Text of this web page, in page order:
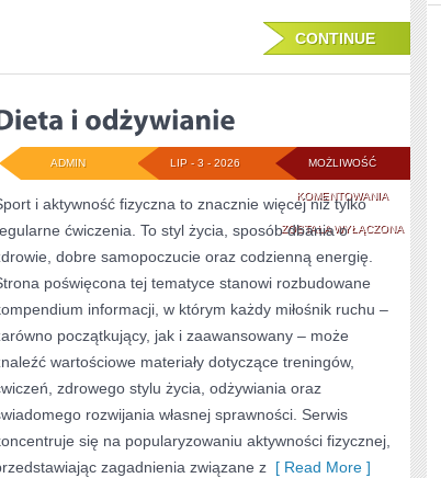
CONTINUE
MOŻLIWOŚĆ
KOMENTOWANIADIETA
I
ZOSTAŁA WYŁĄCZONA
LIP - 3 - 2026
ADMIN
i aktywność fizyczna to znacznie więcej niż tylko
ćwiczenia. To styl życia, sposób dbania o
dobre samopoczucie oraz codzienną energię.
poświęcona tej tematyce stanowi rozbudowane
informacji, w którym każdy miłośnik ruchu –
początkujący, jak i zaawansowany – może
wartościowe materiały dotyczące treningów,
zdrowego stylu życia, odżywiania oraz
rozwijania własnej sprawności. Serwis
się na popularyzowaniu aktywności fizycznej,
zagadnienia związane z [ Read More ]